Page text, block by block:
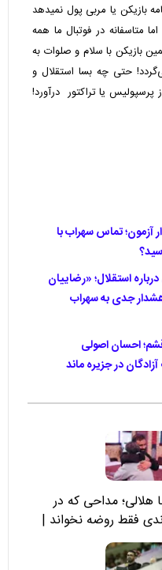
بازیکن یا مربی پول نمیدهد
متاسفانه در فوتبال ما همه
بازیکن با سلام و صلوات به
حتی چه بسا استقلال و
پرسپولیس یا تراکتور درآورد!
آزمون؛ تماس سهراب با
استقلال؛ «رضاییان
هشدار جدی به سهراب
احسان اصولی
در جزیره ماند
هلالی؛ مداحی که در
فقط روضه نخواند |
«تکیه‌گاه آقا مرتضی
را جدی‌تر ببینند